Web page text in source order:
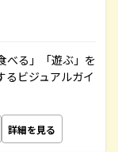
べる」「遊ぶ」を
るビジュアルガイ
詳細を見る